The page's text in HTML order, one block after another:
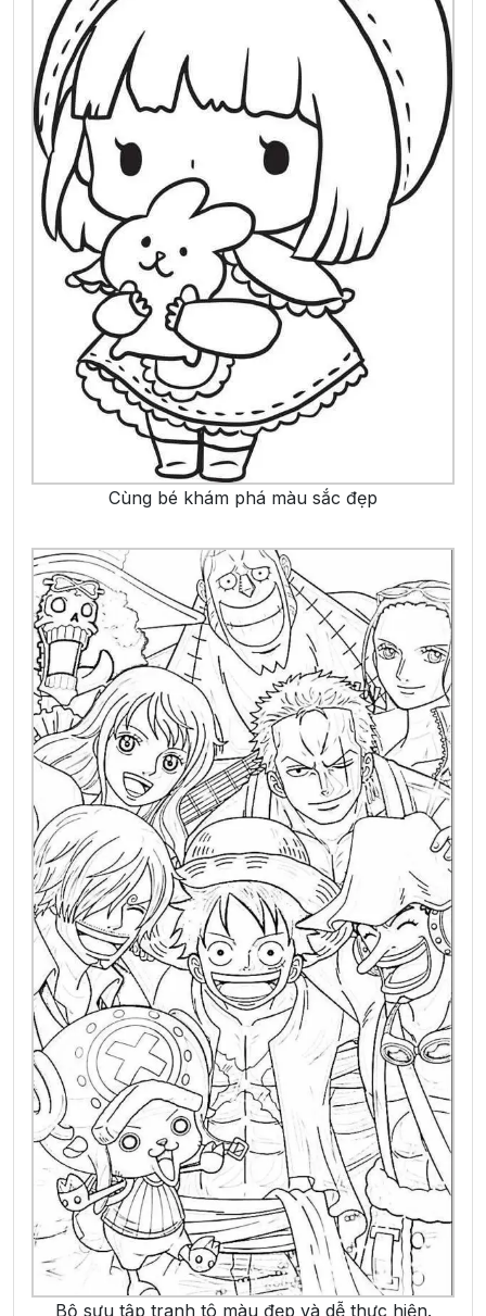
Cùng bé khám phá màu sắc đẹp
Bộ sưu tập tranh tô màu đẹp và dễ thực hiện.